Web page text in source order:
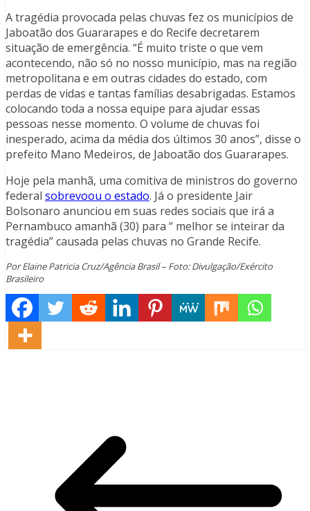
A tragédia provocada pelas chuvas fez os municípios de
Jaboatão dos Guararapes e do Recife decretarem
situação de emergência. “É muito triste o que vem
acontecendo, não só no nosso município, mas na região
metropolitana e em outras cidades do estado, com
perdas de vidas e tantas famílias desabrigadas. Estamos
colocando toda a nossa equipe para ajudar essas
pessoas nesse momento. O volume de chuvas foi
inesperado, acima da média dos últimos 30 anos”, disse o
prefeito Mano Medeiros, de Jaboatão dos Guararapes.
Hoje pela manhã, uma comitiva de ministros do governo
federal sobrevoou o estado. Já o presidente Jair
Bolsonaro anunciou em suas redes sociais que irá a
Pernambuco amanhã (30) para “ melhor se inteirar da
tragédia” causada pelas chuvas no Grande Recife.
Por Elaine Patricia Cruz/Agência Brasil – Foto: Divulgação/Exército
Brasileiro